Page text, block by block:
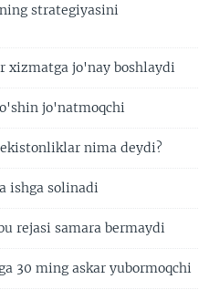
strategiyasini
xizmatga jo'nay boshlaydi
jo'natmoqchi
nima deydi?
ishga solinadi
rejasi samara bermaydi
30 ming askar yubormoqchi